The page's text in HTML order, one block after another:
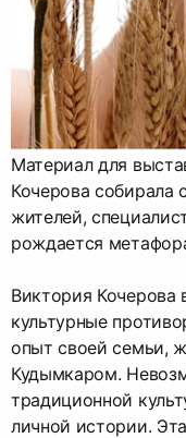
Материал для
Кочерова
жителей,
рождается
Виктория Кочерова
культурные
опыт своей семьи,
Кудымкаром.
традиционной
личной истории.